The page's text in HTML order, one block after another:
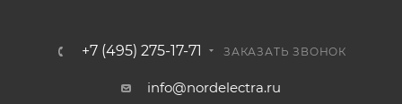
+7 (495) 275-17-71 ЗАКАЗАТЬ ЗВОНОК
info@nordelectra.ru